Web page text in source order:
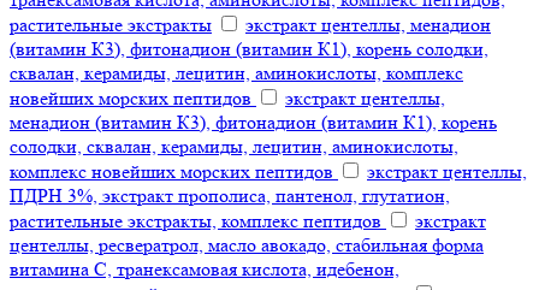
растительные экстракты
экстракт центеллы, менадион
(витамин К3), фитонадион (витамин К1), корень солодки,
сквалан, керамиды, лецитин, аминокислоты, комплекс
новейших морских пептидов
экстракт центеллы,
менадион (витамин К3), фитонадион (витамин К1), корень
солодки, сквалан, керамиды, лецитин, аминокислоты,
комплекс новейших морских пептидов
экстракт центеллы,
ПДРН 3%, экстракт прополиса, пантенол, глутатион,
растительные экстракты, комплекс пептидов
экстракт
центеллы, ресвератрол, масло авокадо, стабильная форма
витамина С, транексамовая кислота, идебенон,